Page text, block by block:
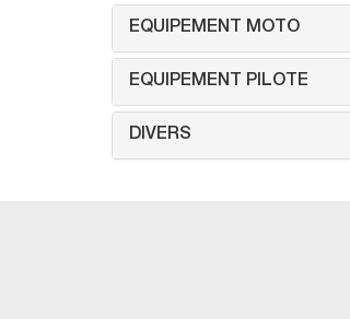
EQUIPEMENT MOTO
EQUIPEMENT PILOTE
DIVERS